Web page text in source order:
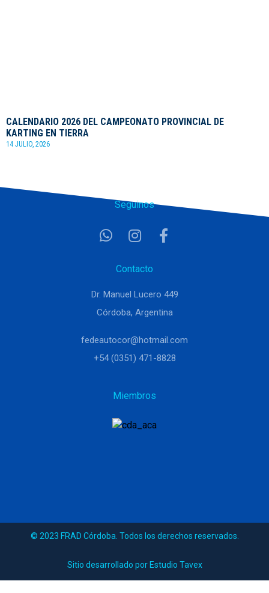
CALENDARIO 2026 DEL CAMPEONATO PROVINCIAL DE
KARTING EN TIERRA
14 JULIO, 2026
Seguinos
Contacto
Dr. Manuel Lucero 449
Córdoba, Argentina
fedeautocor@hotmail.com
+54 (0351) 471-8828
Miembros
© 2023 FRAD Córdoba. Todos los derechos reservados.
Sitio desarrollado por Estudio Tavex